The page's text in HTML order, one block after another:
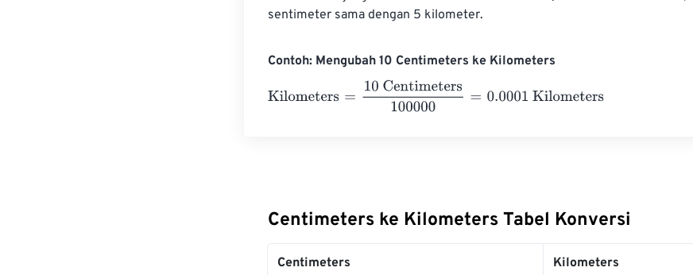
sentimeter sama dengan 5 kilometer.
Contoh: Mengubah 10 Centimeters ke Kilometers
Kilometers
10 Centimeters100000 0.0001 Kilometers
Centimeters ke Kilometers Tabel Konversi
Centimeters Kilometers